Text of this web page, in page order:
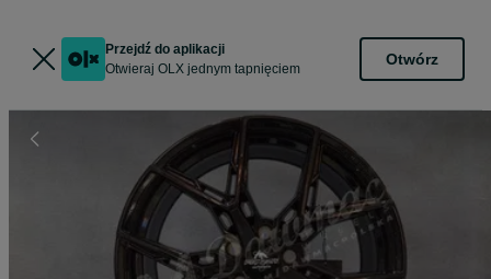
Przejdź do aplikacji
Otwieraj OLX jednym tapnięciem
Otwórz